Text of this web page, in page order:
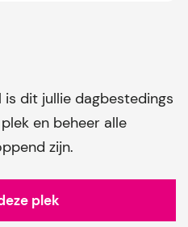
dit jullie dagbestedings
en beheer alle
zijn.
plek